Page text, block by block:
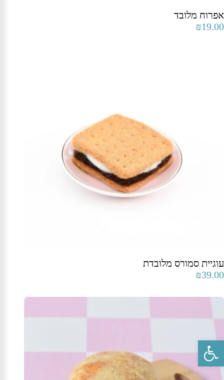
פתח סרגל נגישות
אפרוח מלובד
₪19.00
עוגיית סמורס מלובדת
₪39.00